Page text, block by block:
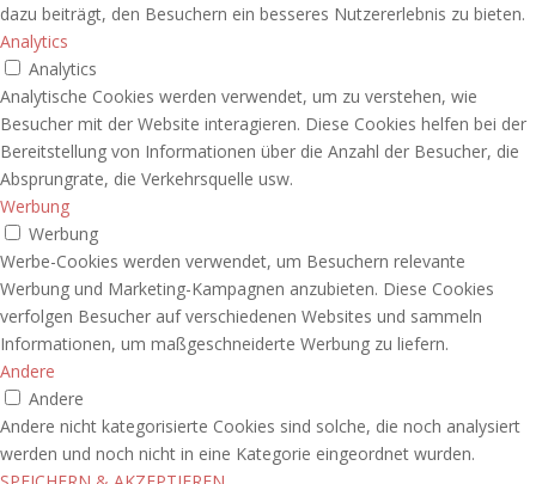
dazu beiträgt, den Besuchern ein besseres Nutzererlebnis zu bieten.
Analytics
Analytics
Analytische Cookies werden verwendet, um zu verstehen, wie
Besucher mit der Website interagieren. Diese Cookies helfen bei der
Bereitstellung von Informationen über die Anzahl der Besucher, die
Absprungrate, die Verkehrsquelle usw.
Werbung
Werbung
Werbe-Cookies werden verwendet, um Besuchern relevante
Werbung und Marketing-Kampagnen anzubieten. Diese Cookies
verfolgen Besucher auf verschiedenen Websites und sammeln
Informationen, um maßgeschneiderte Werbung zu liefern.
Andere
Andere
Andere nicht kategorisierte Cookies sind solche, die noch analysiert
werden und noch nicht in eine Kategorie eingeordnet wurden.